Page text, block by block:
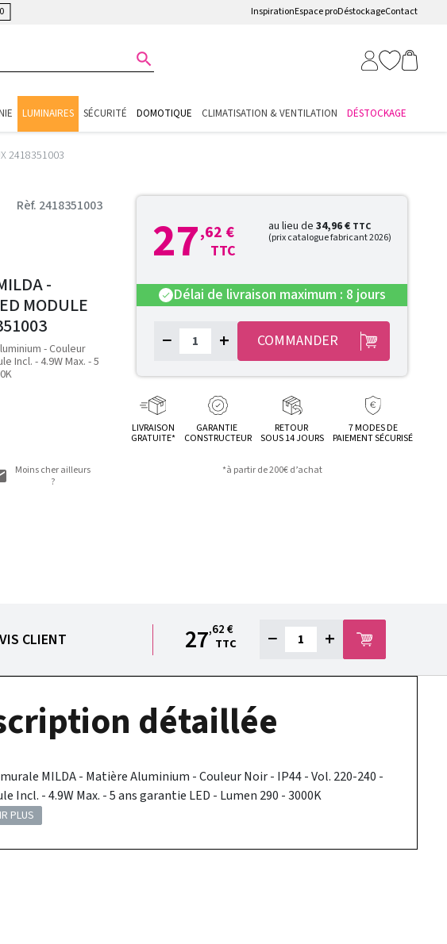
InspirationEspace proDéstockageContact

LUMINAIRES SÉCURITÉ DOMOTIQUE CLIMATISATION & VENTILATION DÉSTOCKAGE
2418351003
Rèf. 2418351003
-
MODULE
- Couleur
Moins cher ailleurs
?
27,62 €
TTC
au lieu de 34,96 € TTC
(prix catalogue fabricant 2026)
check Délai de livraison maximum : 8 jours
− + COMMANDER
LIVRAISON
GRATUITE*
GARANTIE
CONSTRUCTEUR
RETOUR
SOUS 14 JOURS
7 MODES DE
PAIEMENT SÉCURISÉ
*à partir de 200€ d’achat
CLIENT 27,62 €
TTC
− +
détaillée
MILDA - Matière Aluminium - Couleur Noir - IP44 - Vol. 220-240 -
Incl. - 4.9W Max. - 5 ans garantie LED - Lumen 290 - 3000K
PLUS